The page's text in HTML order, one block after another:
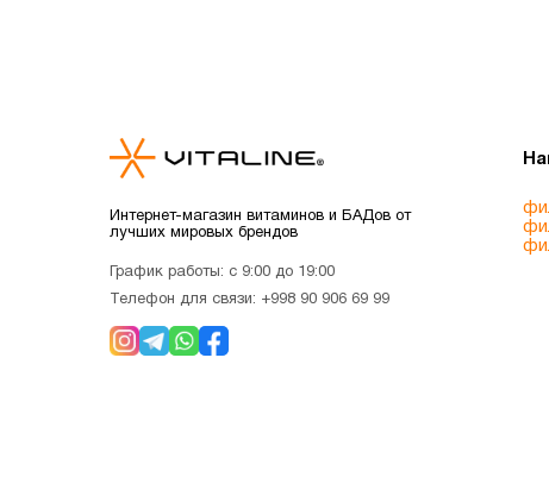
Интернет-магазин витаминов и БАДов от
лучших мировых брендов
График работы: с 9:00 до 19:00
Телефон для связи: +998 90 906 69 99